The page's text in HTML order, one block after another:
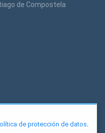
de Compostela
de protección de datos.